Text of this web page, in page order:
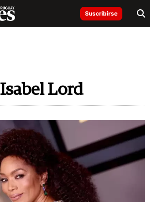
Suscribirse
Isabel Lord